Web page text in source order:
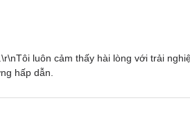
luôn cảm thấy hài lòng với trải
hấp dẫn.